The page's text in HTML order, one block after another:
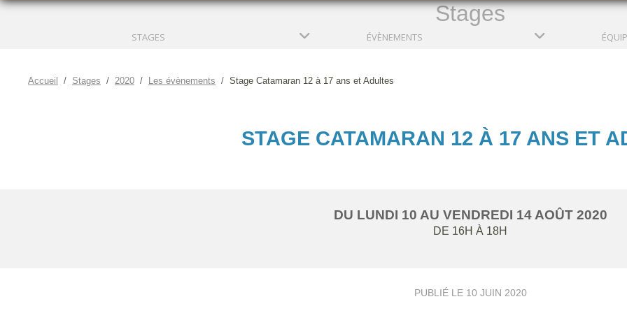
Stages
STAGES ÉVÈNEMENTS
Accueil Stages 2020 Les évènements Stage Catamaran 12 à 17 ans et Adultes
STAGE CATAMARAN 12 À 17 ANS ET
DU LUNDI 10 AU VENDREDI 14 AOÛT 2020
DE 16H À 18H
PUBLIÉ LE 10 JUIN 2020